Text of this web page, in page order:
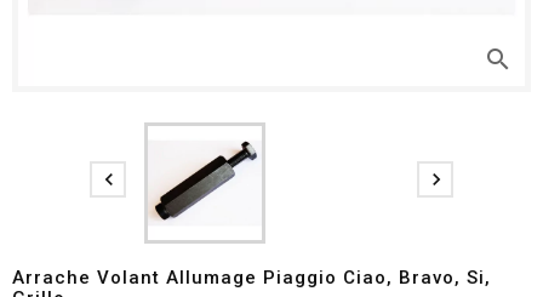
search
 
Arrache Volant Allumage Piaggio Ciao, Bravo, Si,